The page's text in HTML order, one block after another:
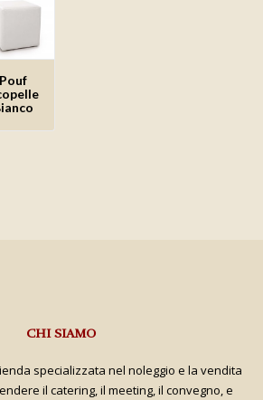
dei
Pouf
CHI SIAMO
specializzata nel noleggio e la vendita
il catering, il meeting, il convegno, e